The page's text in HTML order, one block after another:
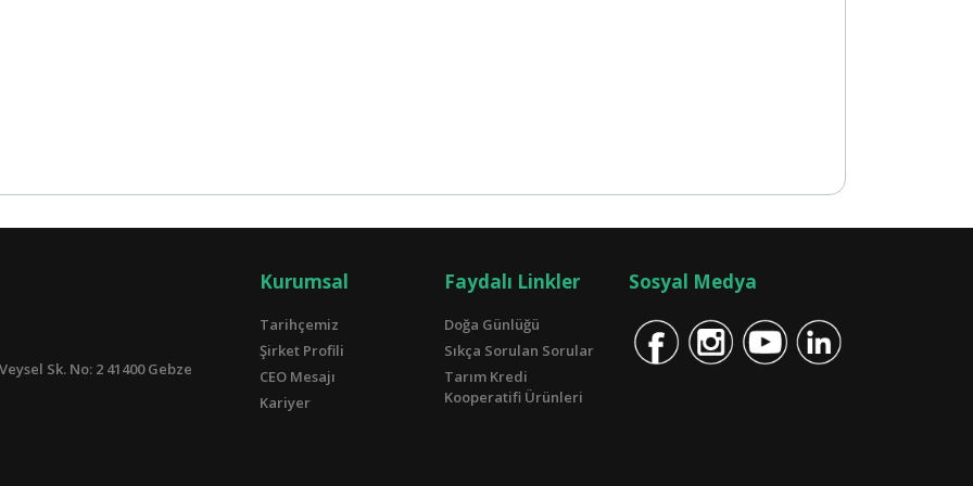
Sk. No: 2 41400 Gebze
Kurumsal
Tarihçemiz
Şirket Profili
CEO Mesajı
Kariyer
Faydalı Linkler
Doğa Günlüğü
Sıkça Sorulan Sorular
Tarım Kredi
Kooperatifi Ürünleri
Sosyal Medya